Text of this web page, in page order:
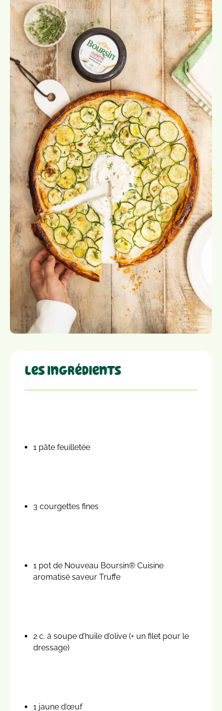
Les ingrédients
1 pâte feuilletée
3 courgettes fines
1 pot de Nouveau Boursin® Cuisine
aromatisé saveur Truffe
2 c. à soupe d’huile d’olive (+ un filet pour le
dressage)
1 jaune d’œuf